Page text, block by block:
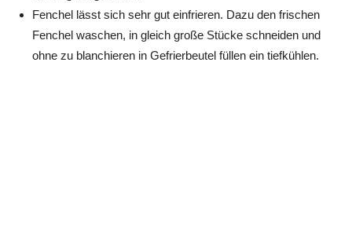
Fenchel lässt sich sehr gut einfrieren. Dazu den frischen
Fenchel waschen, in gleich große Stücke schneiden und
ohne zu blanchieren in Gefrierbeutel füllen ein tiefkühlen.